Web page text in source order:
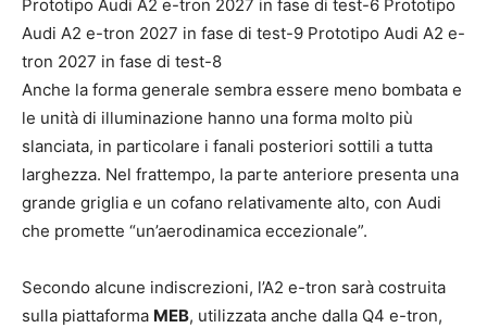
Prototipo Audi A2 e-tron 2027 in fase di test-6 Prototipo
Audi A2 e-tron 2027 in fase di test-9 Prototipo Audi A2 e-
tron 2027 in fase di test-8
Anche la forma generale sembra essere meno bombata e
le unità di illuminazione hanno una forma molto più
slanciata, in particolare i fanali posteriori sottili a tutta
larghezza. Nel frattempo, la parte anteriore presenta una
grande griglia e un cofano relativamente alto, con Audi
che promette “un’aerodinamica eccezionale”.
Secondo alcune indiscrezioni, l’A2 e-tron sarà costruita
sulla piattaforma MEB, utilizzata anche dalla Q4 e-tron,